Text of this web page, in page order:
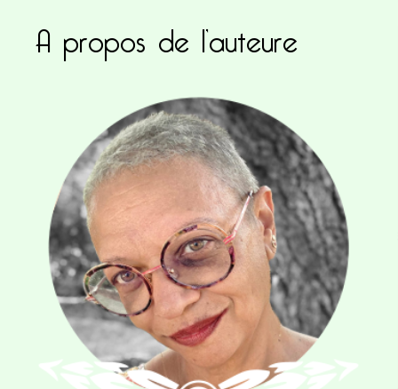
Ce site utilise Akismet pour réduire les
commentaires sont traitées.
A propos de l’auteure